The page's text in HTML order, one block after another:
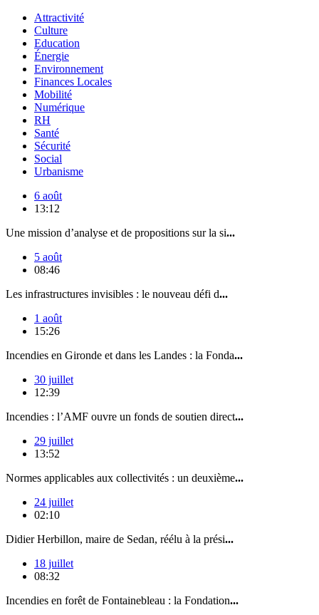
Attractivité
Culture
Education
Énergie
Environnement
Finances Locales
Mobilité
Numérique
RH
Santé
Sécurité
Social
Urbanisme
6 août
13:12
Une mission d’analyse et de propositions sur la si...
5 août
08:46
Les infrastructures invisibles : le nouveau défi d...
1 août
15:26
Incendies en Gironde et dans les Landes : la Fonda...
30 juillet
12:39
Incendies : l’AMF ouvre un fonds de soutien direct...
29 juillet
13:52
Normes applicables aux collectivités : un deuxième...
24 juillet
02:10
Didier Herbillon, maire de Sedan, réélu à la prési...
18 juillet
08:32
Incendies en forêt de Fontainebleau : la Fondation...